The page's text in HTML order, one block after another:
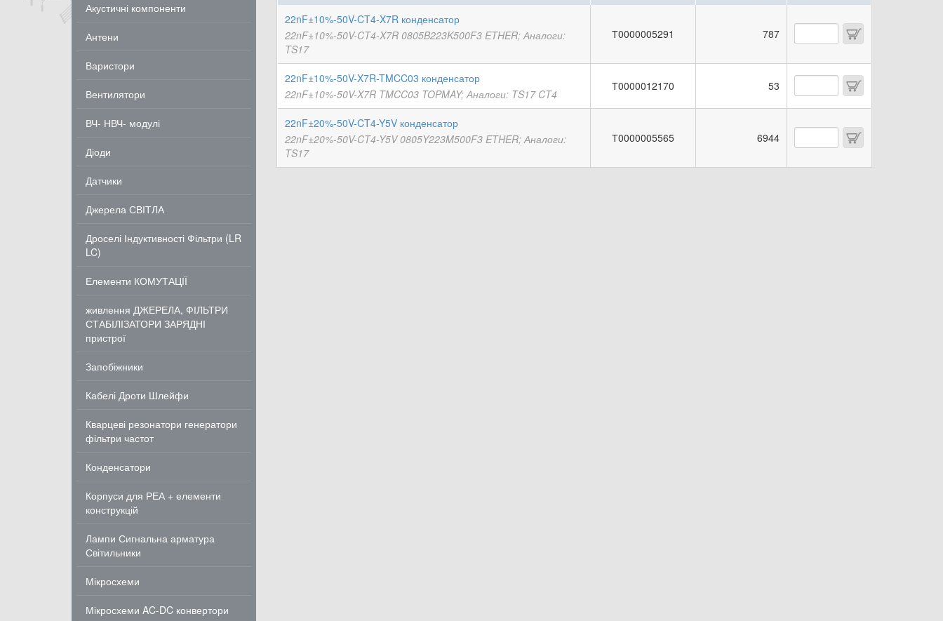
Акустичні компоненти
Антени
Варистори
Вентилятори
ВЧ- НВЧ- модулі
Діоди
Датчики
Джерела СВІТЛА
Дроселі Індуктивності Фільтри (LR
LC)
Елементи КОМУТАЦІЇ
живлення ДЖЕРЕЛА, ФІЛЬТРИ
СТАБІЛІЗАТОРИ ЗАРЯДНІ
пристрої
Запобіжники
Кабелі Дроти Шлейфи
Кварцеві резонатори генератори
фільтри частот
Конденсатори
Корпуси для РЕА + елементи
конструкцій
Лампи Сигнальна арматура
Світильники
Мікросхеми
Мікросхеми AC-DC конвертори
22nF±10%-50V-CT4-X7R конденсатор
22nF±10%-50V-CT4-X7R 0805B223K500F3 ETHER; Аналоги:
TS17
Т0000005291 787
22nF±10%-50V-X7R-TMCC03 конденсатор
22nF±10%-50V-X7R TMCC03 TOPMAY; Аналоги: TS17 CT4
Т0000012170 53
22nF±20%-50V-CT4-Y5V конденсатор
22nF±20%-50V-CT4-Y5V 0805Y223M500F3 ETHER; Аналоги:
TS17
Т0000005565 6944